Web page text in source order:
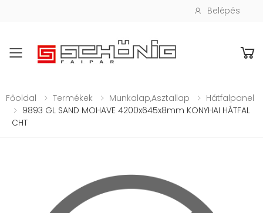
Belépés
Toggle mobile menu
Főoldal Termékek Munkalap,asztallap
Hátfalpanel
9893 GL SAND MOHAVE 4200x645x8mm KONYHAI HÁTFAL
CHT